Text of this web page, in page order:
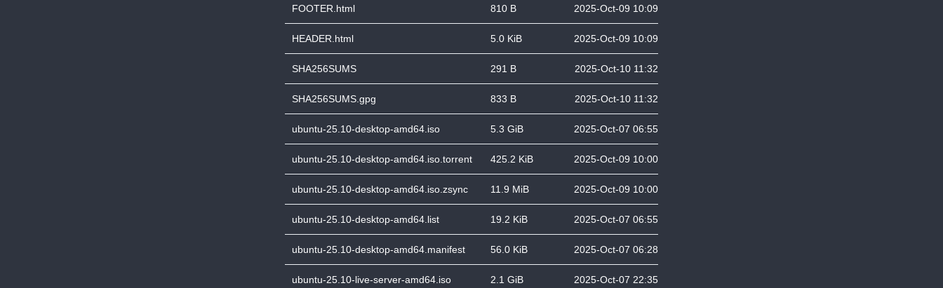
FOOTER.html 810 B 2025-Oct-09 10:09
HEADER.html 5.0 KiB 2025-Oct-09 10:09
SHA256SUMS 291 B 2025-Oct-10 11:32
SHA256SUMS.gpg 833 B 2025-Oct-10 11:32
ubuntu-25.10-desktop-amd64.iso 5.3 GiB 2025-Oct-07 06:55
ubuntu-25.10-desktop-amd64.iso.torrent 425.2 KiB 2025-Oct-09 10:00
ubuntu-25.10-desktop-amd64.iso.zsync 11.9 MiB 2025-Oct-09 10:00
ubuntu-25.10-desktop-amd64.list 19.2 KiB 2025-Oct-07 06:55
ubuntu-25.10-desktop-amd64.manifest 56.0 KiB 2025-Oct-07 06:28
ubuntu-25.10-live-server-amd64.iso 2.1 GiB 2025-Oct-07 22:35